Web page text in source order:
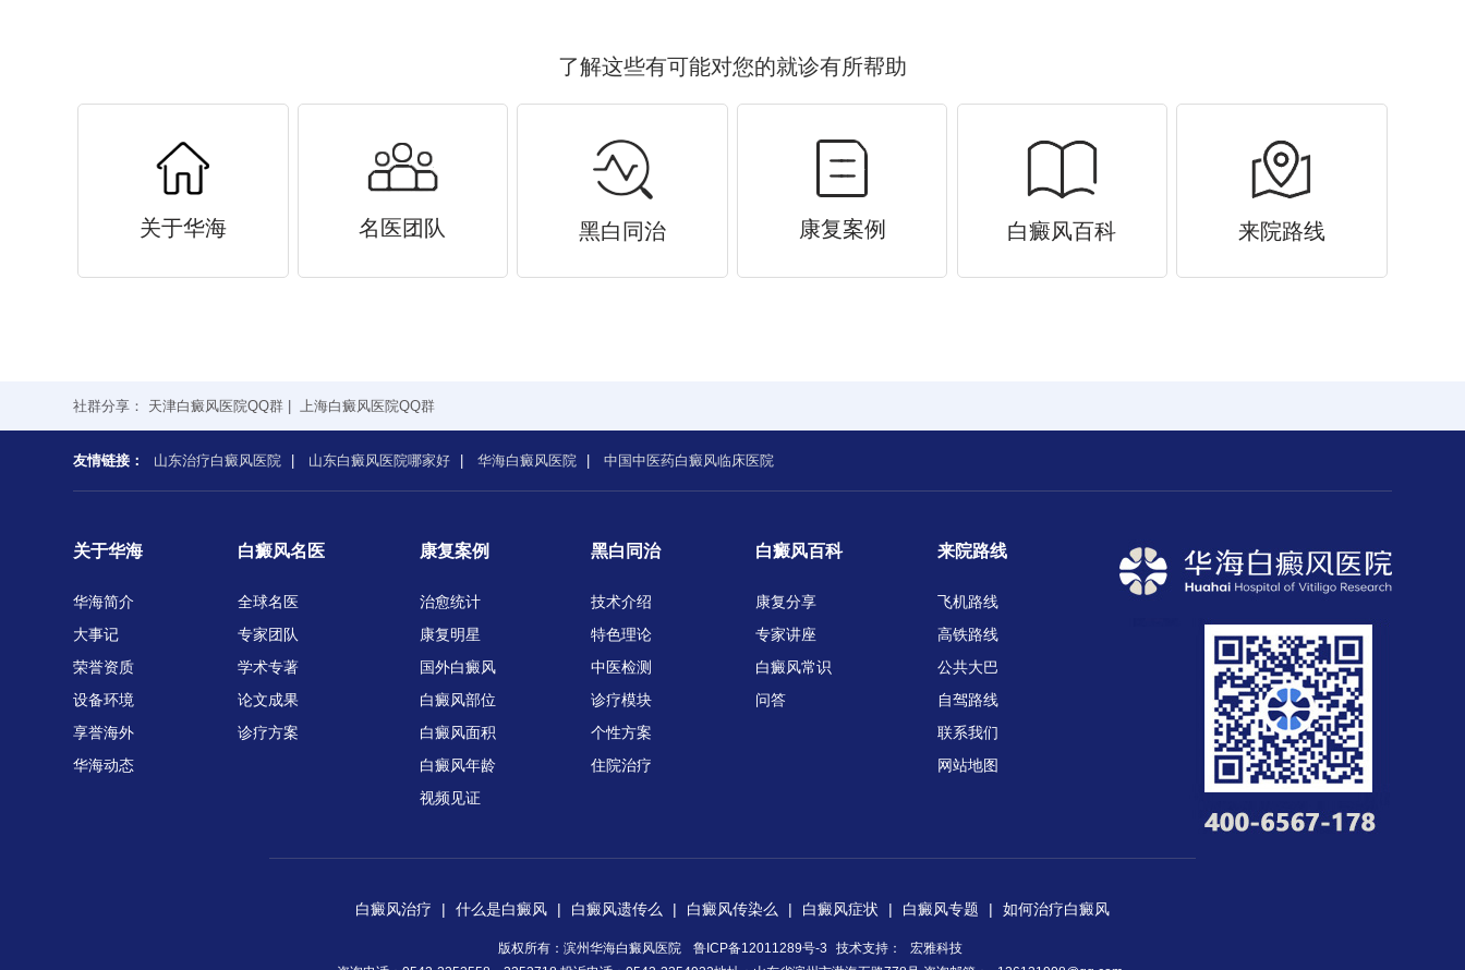
了解这些有可能对您的就诊有所帮助
关于华海 名医团队 黑白同治 康复案例 白癜风百科 来院路线
社群分享： 天津白癜风医院QQ群 上海白癜风医院QQ群
友情链接： 山东治疗白癜风医院 山东白癜风医院哪家好 华海白癜风医院 中国中医药白癜风临床医院
关于华海
华海简介
大事记
荣誉资质
设备环境
享誉海外
华海动态
白癜风名医
全球名医
专家团队
学术专著
论文成果
诊疗方案
康复案例
治愈统计
康复明星
国外白癜风
白癜风部位
白癜风面积
白癜风年龄
视频见证
黑白同治
技术介绍
特色理论
中医检测
诊疗模块
个性方案
住院治疗
白癜风百科
康复分享
专家讲座
白癜风常识
问答
来院路线
飞机路线
高铁路线
公共大巴
自驾路线
联系我们
网站地图
白癜风治疗 | 什么是白癜风 | 白癜风遗传么 | 白癜风传染么 | 白癜风症状 | 白癜风专题 | 如何治疗白癜风
版权所有：滨州华海白癜风医院 鲁ICP备12011289号-3 技术支持：
宏雅科技